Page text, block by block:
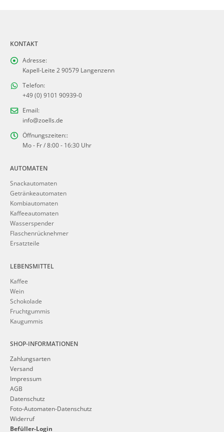
KONTAKT
Adresse:
Kapell-Leite 2 90579 Langenzenn
Telefon:
+49 (0) 9101 90939-0
Email:
info@zoells.de
Öffnungszeiten::
Mo - Fr / 8:00 - 16:30 Uhr
AUTOMATEN
Snackautomaten
Getränkeautomaten
Kombiautomaten
Kaffeeautomaten
Wasserspender
Flaschenrücknehmer
Ersatzteile
LEBENSMITTEL
Kaffee
Wein
Schokolade
Fruchtgummis
Kaugummis
SHOP-INFORMATIONEN
Zahlungsarten
Versand
Impressum
AGB
Datenschutz
Foto-Automaten-Datenschutz
Widerruf
Befüller-Login